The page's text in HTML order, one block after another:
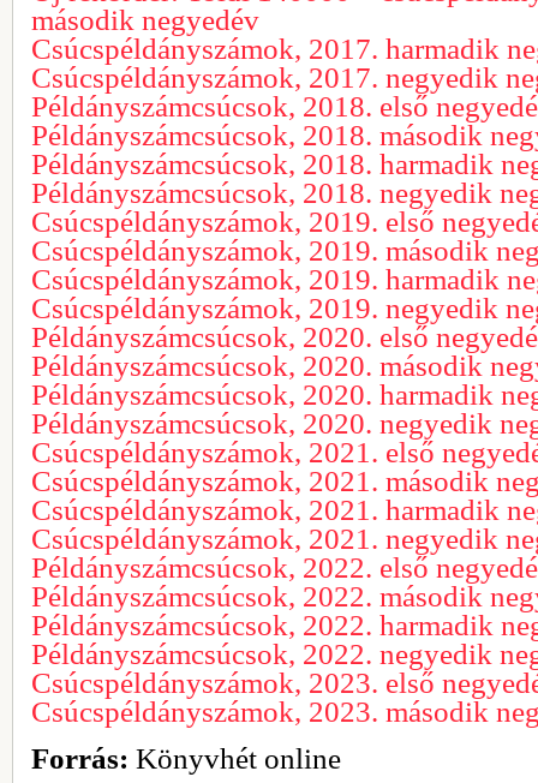
második negyedév
Csúcspéldányszámok, 2017. harmadik
Csúcspéldányszámok, 2017. negyedik
Példányszámcsúcsok, 2018. első
Példányszámcsúcsok, 2018. második
Példányszámcsúcsok, 2018. harmadik
Példányszámcsúcsok, 2018. negyedik
Csúcspéldányszámok, 2019. első
Csúcspéldányszámok, 2019. második
Csúcspéldányszámok, 2019. harmadik
Csúcspéldányszámok, 2019. negyedik
Példányszámcsúcsok, 2020. első
Példányszámcsúcsok, 2020. második
Példányszámcsúcsok, 2020. harmadik
Példányszámcsúcsok, 2020. negyedik
Csúcspéldányszámok, 2021. első
Csúcspéldányszámok, 2021. második
Csúcspéldányszámok, 2021. harmadik
Csúcspéldányszámok, 2021. negyedik
Példányszámcsúcsok, 2022. első
Példányszámcsúcsok, 2022. második
Példányszámcsúcsok, 2022. harmadik
Példányszámcsúcsok, 2022. negyedik
Csúcspéldányszámok, 2023. első
Csúcspéldányszámok, 2023. második
Forrás: Könyvhét online